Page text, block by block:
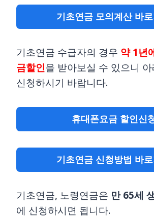
기초연금 모의계산 바
기초연금 수급자의 경우약 1년
금할인을 받아보실 수 있으니
신청하시기 바랍니다.
휴대폰요금 할인신
기초연금 신청방법 바
기초연금, 노령연금은 만 65세
에 신청하시면 됩니다.